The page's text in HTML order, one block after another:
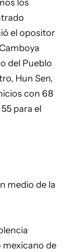
los
el opositor
del Pueblo
Hun Sen,
con 68
para el
medio de la
mexicano de